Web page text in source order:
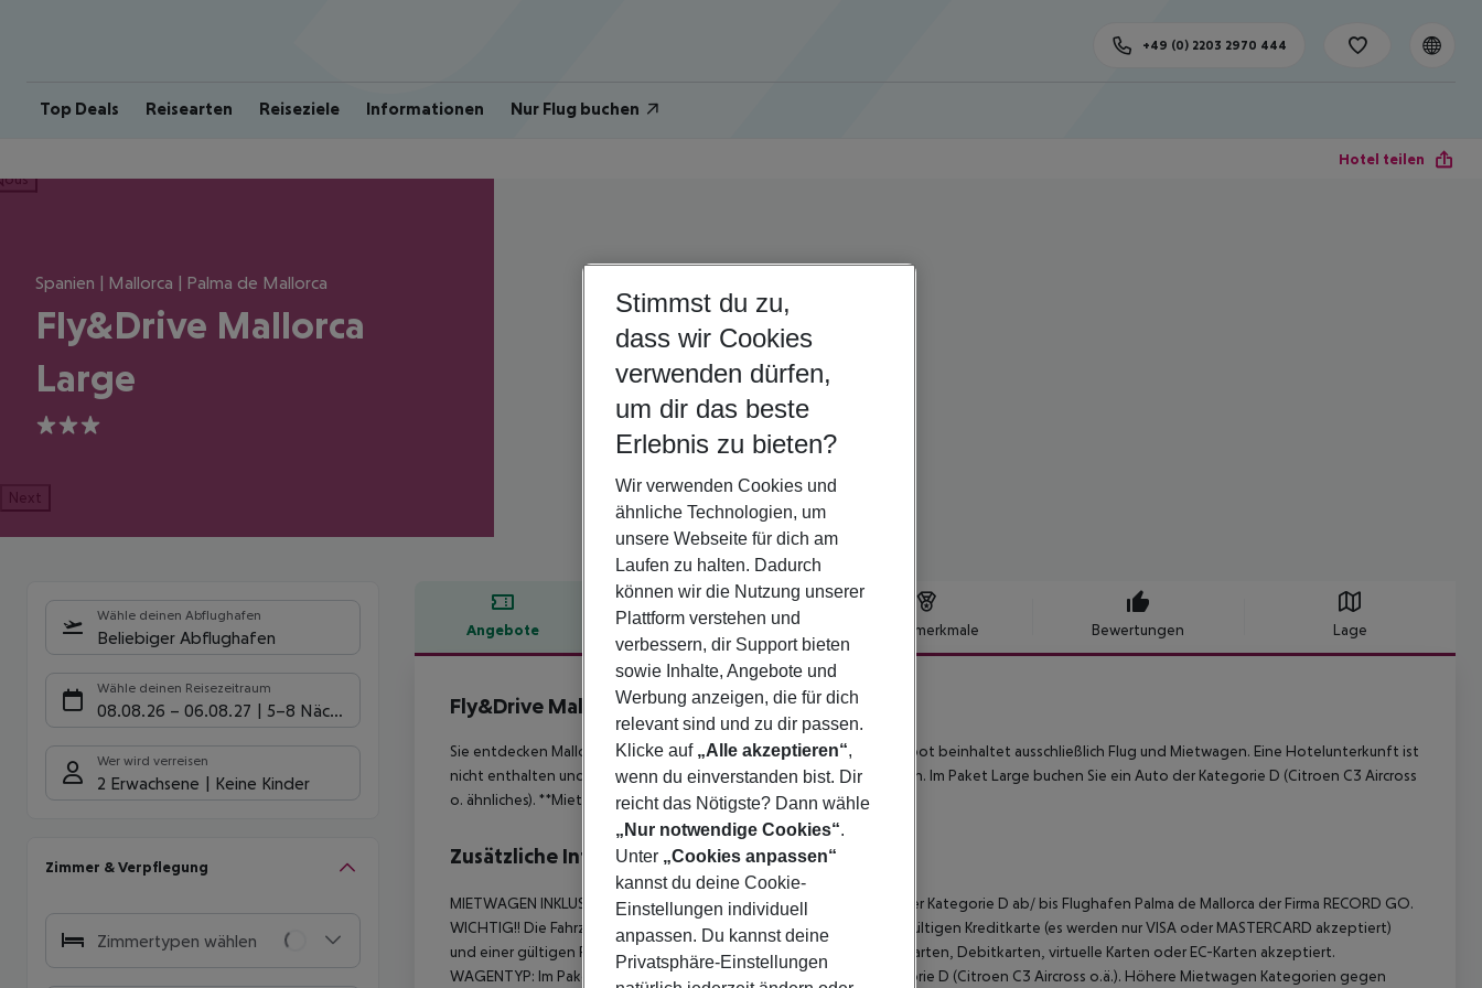
Top Deals Reisearten Reiseziele Informationen Nur Flug buchen
+49 (0) 2203 2970 444
Hotel teilen
Spanien | Mallorca | Palma de Mallorca
Fly&Drive Mallorca
Large
3
Next
Wähle deinen Abflughafen
Beliebiger Abflughafen
Wähle deinen Reisezeitraum
08.08.26 – 06.08.27 5-8 Nächte
Wer wird verreisen
2 Erwachsene Keine Kinder
Zimmer & Verpflegung
Zimmertypen wählen
Angebote Hotelbeschreibung Hotelmerkmale Bewertungen Lage
Hotelbeschreibung
Fly&Drive Mallorca Large
3
Sie entdecken Mallorca auf individuelle Weise. Das Fly & Drive-Angebot beinhaltet ausschließlich Flug und Mietwagen. Eine Hotelunterkunft ist
nicht enthalten und muss vom Kunden eigenständig gebucht werden. Im Paket Large buchen Sie ein Auto der Kategorie D (Citroen C3 Aircross
o. ähnliches). **Mietwagen inklusive - Details s. Zusatzinfo.**
Zusätzliche Informationen
MIETWAGEN INKLUSIVE:
Im Reisepreis enthalten ist ein Mietwagen der Kategorie D ab/ bis Flughafen Palma de Mallorca der Firma RECORD GO.
WICHTIG!! Die Fahrzeugübergabe erfolgt nur gegen Vorlage einer gültigen Kreditkarte (es werden nur VISA oder MASTERCARD akzeptiert)
und einer gültigen Fahrerlaubnis. Es werden KEINE aufladbaren Geldkarten, Debitkarten, virtuelle Karten oder EC-Karten akzeptiert.
WAGENTYP: Im Paket Large buchen Sie einen Mietwagen der Kategorie D (Citroen C3 Aircross o.ä.). Höhere Mietwagen Kategorien gegen
Stimmst du zu,
dass wir Cookies
verwenden dürfen,
um dir das beste
Erlebnis zu bieten?
Wir verwenden Cookies und
ähnliche Technologien, um
unsere Webseite für dich am
Laufen zu halten. Dadurch
können wir die Nutzung unserer
Plattform verstehen und
verbessern, dir Support bieten
sowie Inhalte, Angebote und
Werbung anzeigen, die für dich
relevant sind und zu dir passen.
Klicke auf „Alle akzeptieren“,
wenn du einverstanden bist. Dir
reicht das Nötigste? Dann wähle
„Nur notwendige Cookies“.
Unter „Cookies anpassen“
kannst du deine Cookie-
Einstellungen individuell
anpassen. Du kannst deine
Privatsphäre-Einstellungen